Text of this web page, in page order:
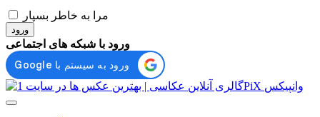
مرا به خاطر بسپار
ورود
ورود با شبکه های اجتماعی